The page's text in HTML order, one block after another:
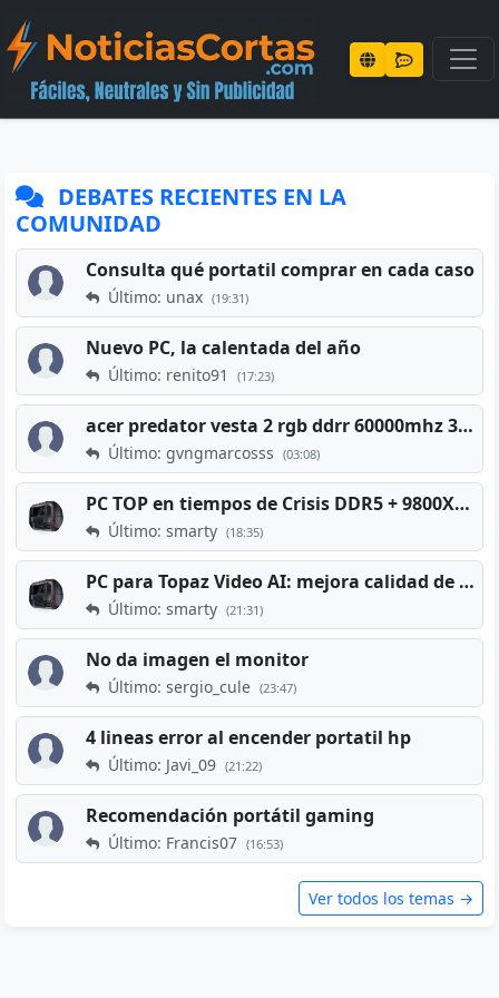
DEBATES RECIENTES EN LA
COMUNIDAD
Consulta qué portatil comprar en cada caso
Último: unax (19:31)
Nuevo PC, la calentada del año
Último: renito91 (17:23)
acer predator vesta 2 rgb ddrr 60000mhz 32gb x2 16gb
Último: gvngmarcosss (03:08)
PC TOP en tiempos de Crisis DDR5 + 9800X3D + RTX 5080 [2026][2400€]
Último: smarty (18:35)
PC para Topaz Video AI: mejora calidad de vídeos viejos
Último: smarty (21:31)
No da imagen el monitor
Último: sergio_cule (23:47)
4 lineas error al encender portatil hp
Último: Javi_09 (21:22)
Recomendación portátil gaming
Último: Francis07 (16:53)
Ver todos los temas →